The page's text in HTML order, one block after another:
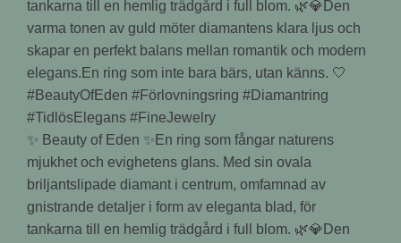
✨ Beauty of Eden ✨En ring som fångar naturens
mjukhet och evighetens glans. Med sin ovala
briljantslipade diamant i centrum, omfamnad av
gnistrande detaljer i form av eleganta blad, för
tankarna till en hemlig trädgård i full blom. 🌿💎Den